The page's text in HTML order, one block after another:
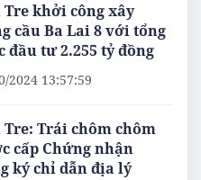
Tre khởi công xây
cầu Ba Lai 8 với tổng
đầu tư 2.255 tỷ đồng
2024 13:57:59
Tre: Trái chôm chôm
cấp Chứng nhận
ký chỉ dẫn địa lý